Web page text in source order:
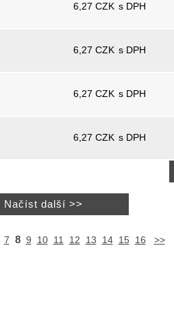
6,27 CZK s DPH
6,27 CZK s DPH
6,27 CZK s DPH
6,27 CZK s DPH
7 8 9 10 11 12 13 14 15 16 >>